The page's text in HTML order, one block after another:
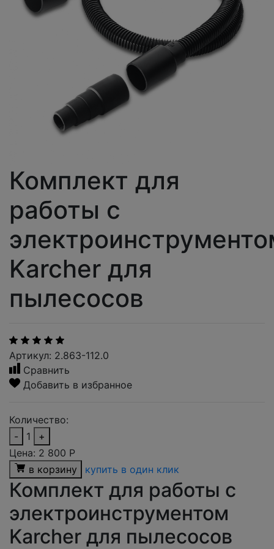
Комплект для
работы с
Karcher для
пылесосов
Артикул: 2.863-112.0
Сравнить
Добавить в избранное
Количество:
-
1
+
Цена: 2 800 Р
в корзину
купить в один клик
Комплект для работы с
электроинструментом
Karcher для пылесосов